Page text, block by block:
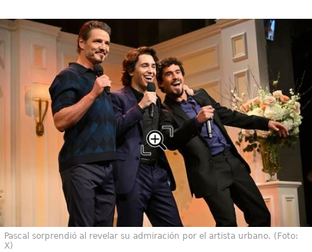
Pascal sorprendió al revelar su admiración por el artista urbano. (Foto:
X)